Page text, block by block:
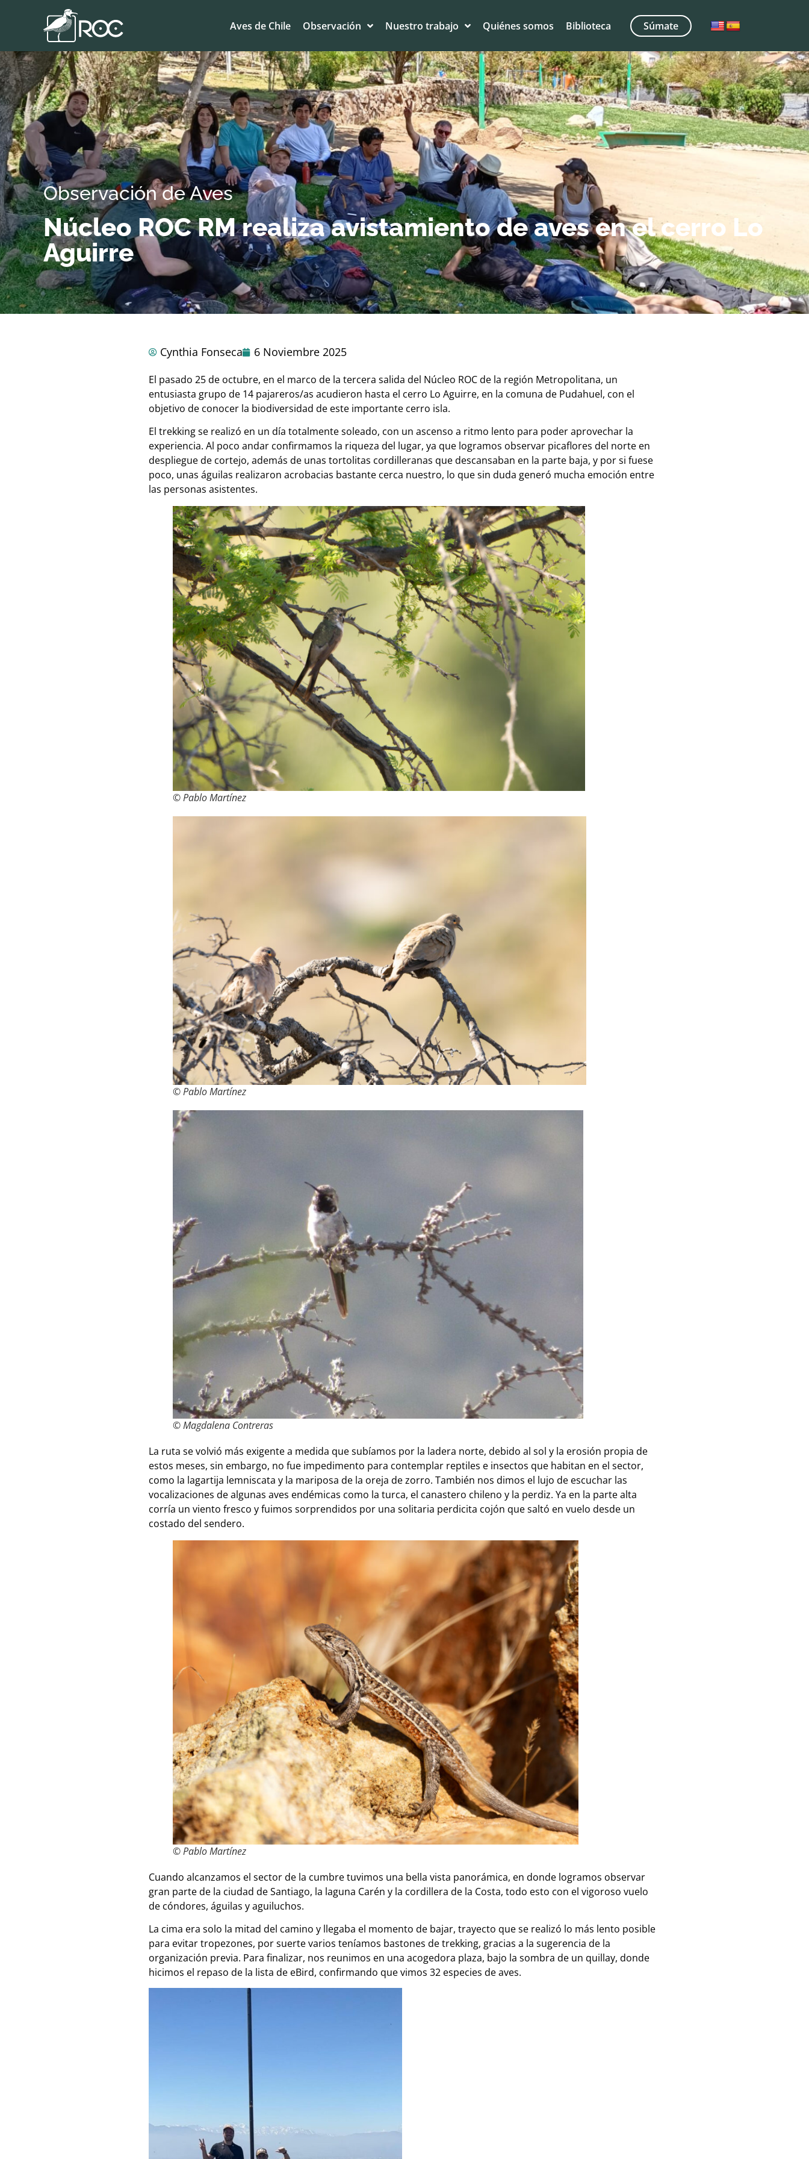
Aves de Chile Observación Nuestro trabajo Quiénes somos Biblioteca Súmate
Observación de Aves
Núcleo ROC RM realiza avistamiento de aves en el cerro Lo
Aguirre
Cynthia Fonseca 6 Noviembre 2025
El pasado 25 de octubre, en el marco de la tercera salida del Núcleo ROC de la región Metropolitana, un
entusiasta grupo de 14 pajareros/as acudieron hasta el cerro Lo Aguirre, en la comuna de Pudahuel, con el
objetivo de conocer la biodiversidad de este importante cerro isla.
El trekking se realizó en un día totalmente soleado, con un ascenso a ritmo lento para poder aprovechar la
experiencia. Al poco andar confirmamos la riqueza del lugar, ya que logramos observar picaflores del norte en
despliegue de cortejo, además de unas tortolitas cordilleranas que descansaban en la parte baja, y por si fuese
poco, unas águilas realizaron acrobacias bastante cerca nuestro, lo que sin duda generó mucha emoción entre
las personas asistentes.
© Pablo Martínez
© Pablo Martínez
© Magdalena Contreras
La ruta se volvió más exigente a medida que subíamos por la ladera norte, debido al sol y la erosión propia de
estos meses, sin embargo, no fue impedimento para contemplar reptiles e insectos que habitan en el sector,
como la lagartija lemniscata y la mariposa de la oreja de zorro. También nos dimos el lujo de escuchar las
vocalizaciones de algunas aves endémicas como la turca, el canastero chileno y la perdiz. Ya en la parte alta
corría un viento fresco y fuimos sorprendidos por una solitaria perdicita cojón que saltó en vuelo desde un
costado del sendero.
© Pablo Martínez
Cuando alcanzamos el sector de la cumbre tuvimos una bella vista panorámica, en donde logramos observar
gran parte de la ciudad de Santiago, la laguna Carén y la cordillera de la Costa, todo esto con el vigoroso vuelo
de cóndores, águilas y aguiluchos.
La cima era solo la mitad del camino y llegaba el momento de bajar, trayecto que se realizó lo más lento posible
para evitar tropezones, por suerte varios teníamos bastones de trekking, gracias a la sugerencia de la
organización previa. Para finalizar, nos reunimos en una acogedora plaza, bajo la sombra de un quillay, donde
hicimos el repaso de la lista de eBird, confirmando que vimos 32 especies de aves.